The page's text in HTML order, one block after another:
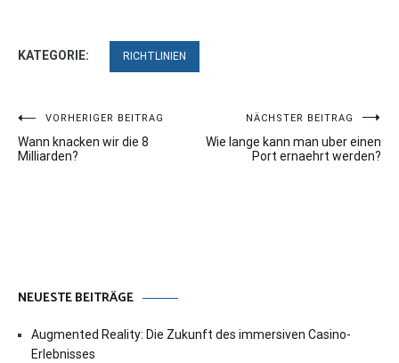
KATEGORIE: RICHTLINIEN
Beitragsnavigation
VORHERIGER BEITRAG
Wann knacken wir die 8
Milliarden?
NÄCHSTER BEITRAG
Wie lange kann man uber einen
Port ernaehrt werden?
NEUESTE BEITRÄGE
Augmented Reality: Die Zukunft des immersiven Casino-
Erlebnisses